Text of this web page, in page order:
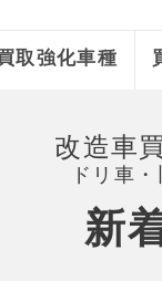
取強化車種
改造車
ドリ車
新